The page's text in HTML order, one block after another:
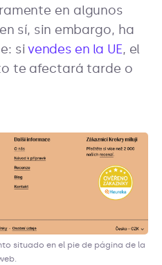
en algunos
sí, sin embargo, ha
sivendes en la UE, el
te afectará tarde o
situado en el pie de página de la